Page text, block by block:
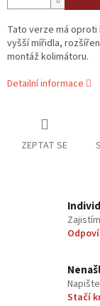
Tato verze má oproti
vyšší mířidla,
montáž kolimátoru.
Detailní informace
ZEPTAT SE
Stačí